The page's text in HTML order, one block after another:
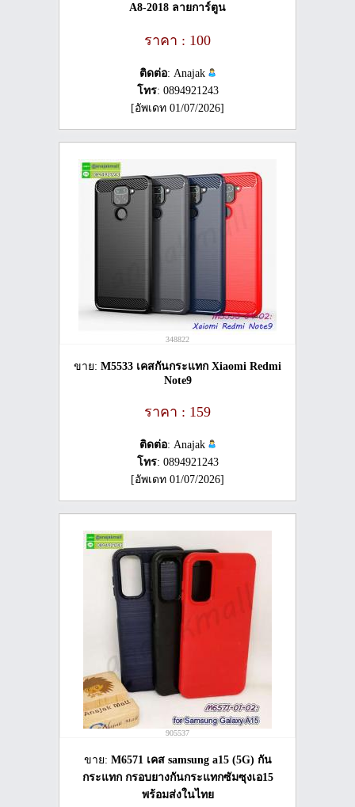
A8-2018 ลายการ์ตูน
ราคา : 100
ติดต่อ: Anajak
โทร: 0894921243
[อัพเดท 01/07/2026]
348822
ขาย: M5533 เคสกันกระแทก Xiaomi Redmi
Note9
ราคา : 159
ติดต่อ: Anajak
โทร: 0894921243
[อัพเดท 01/07/2026]
905537
ขาย: M6571 เคส samsung a15 (5G) กัน
กระแทก กรอบยางกันกระแทกซัมซุงเอ15
พร้อมส่งในไทย